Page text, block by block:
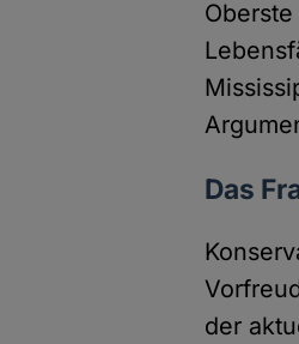
Das
der